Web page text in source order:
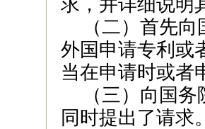
求，并详细说明
（二）首先
外国申请专利或
当在申请时或者
（三）向国
同时提出了请求